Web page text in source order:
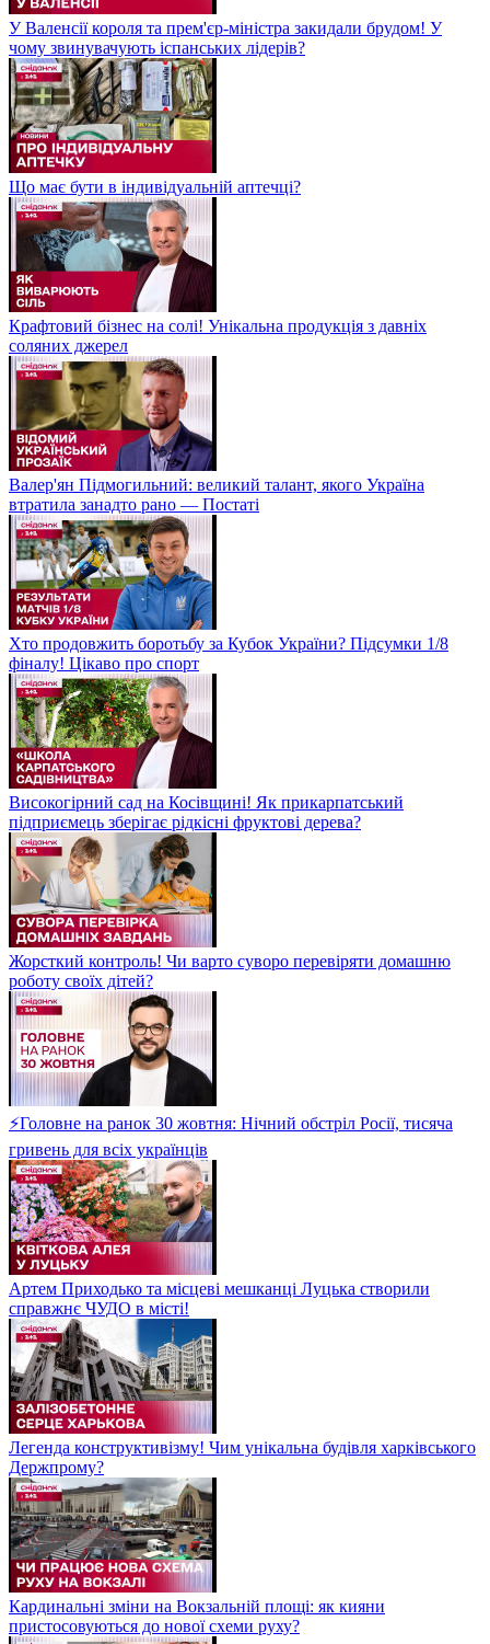
У Валенсії короля та прем'єр-міністра закидали брудом! У
чому звинувачують іспанських лідерів?
Що має бути в індивідуальній аптечці?
Крафтовий бізнес на солі! Унікальна продукція з давніх
соляних джерел
Валер'ян Підмогильний: великий талант, якого Україна
втратила занадто рано — Постаті
Хто продовжить боротьбу за Кубок України? Підсумки 1/8
фіналу! Цікаво про спорт
Високогірний сад на Косівщині! Як прикарпатський
підприємець зберігає рідкісні фруктові дерева?
Жорсткий контроль! Чи варто суворо перевіряти домашню
роботу своїх дітей?
⚡Головне на ранок 30 жовтня: Нічний обстріл Росії, тисяча
гривень для всіх українців
Артем Приходько та місцеві мешканці Луцька створили
справжнє ЧУДО в місті!
Легенда конструктивізму! Чим унікальна будівля харківського
Держпрому?
Кардинальні зміни на Вокзальній площі: як кияни
пристосовуються до нової схеми руху?